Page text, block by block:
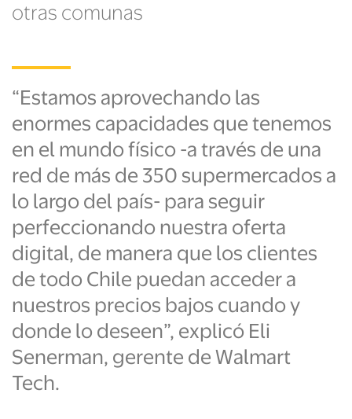
otras comunas
“Estamos aprovechando las
enormes capacidades que tenemos
en el mundo físico -a través de una
red de más de 350 supermercados a
lo largo del país- para seguir
perfeccionando nuestra oferta
digital, de manera que los clientes
de todo Chile puedan acceder a
nuestros precios bajos cuando y
donde lo deseen”, explicó Eli
Senerman, gerente de Walmart
Tech.